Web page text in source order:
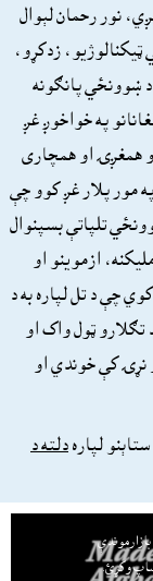
نور رحمان لېوال
زدکړو،
ښوونځي پانګونه
په خواخوږ غږ
همغږۍ او همچارى
مور پلار غږ کوو چې
تلپاتې بسپنوال
ازموينو او
چې د تل لپاره به د
ټول واک او
نړۍ کې خوندي او
لپاره دلته د
وکړئ.